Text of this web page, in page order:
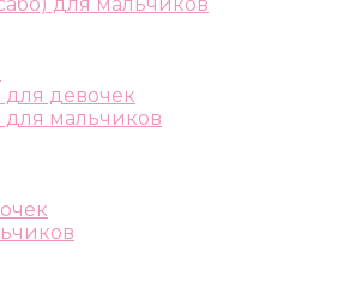
для девочек
для мальчиков